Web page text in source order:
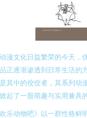
漫文化日益繁荣的今天，
正逐渐渗透到日常生活的
其中的佼佼者，其系列动
起了一股萌趣与实用兼具
乐动物吧》以一群性格鲜